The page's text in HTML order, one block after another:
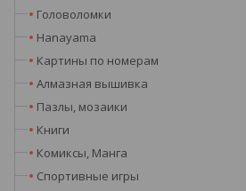
Головоломки
Hanayama
Картины по номерам
Алмазная вышивка
Пазлы, мозаики
Книги
Комиксы, Манга
Спортивные игры